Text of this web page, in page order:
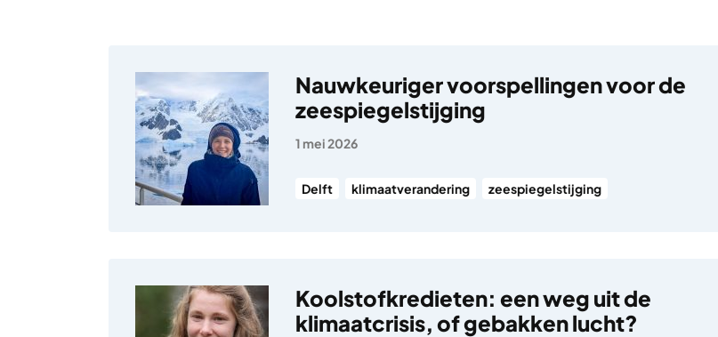
Nauwkeuriger voorspellingen voor de
zeespiegelstijging
1 mei 2026
Delft klimaatverandering zeespiegelstijging
Koolstofkredieten: een weg uit de
klimaatcrisis, of gebakken lucht?